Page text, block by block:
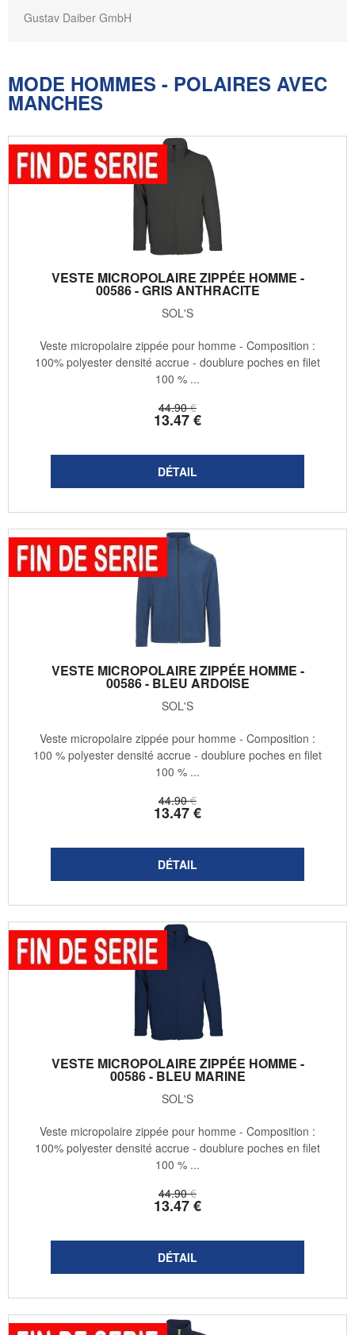
Gustav Daiber GmbH
MODE HOMMES - POLAIRES AVEC
MANCHES
VESTE MICROPOLAIRE ZIPPÉE HOMME -
00586 - GRIS ANTHRACITE
SOL'S
44.90 €
13.47€
Veste micropolaire zippée pour homme - Composition :
100% polyester densité accrue - doublure poches en filet
100 % ...
VESTE MICROPOLAIRE ZIPPÉE HOMME -
00586 - BLEU ARDOISE
SOL'S
44.90 €
13.47€
Veste micropolaire zippée pour homme - Composition :
100 % polyester densité accrue - doublure poches en filet
100 % ...
VESTE MICROPOLAIRE ZIPPÉE HOMME -
00586 - BLEU MARINE
SOL'S
44.90 €
13.47€
Veste micropolaire zippée pour homme - Composition :
100% polyester densité accrue - doublure poches en filet
100 % ...